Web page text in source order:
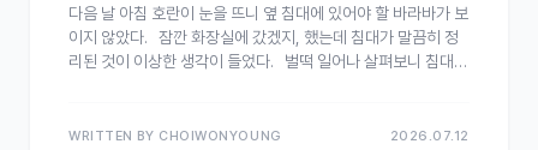
다음 날 아침 호란이 눈을 뜨니 옆 침대에 있어야 할 바라바가 보
이지 않았다. 잠깐 화장실에 갔겠지, 했는데 침대가 말끔히 정
리된 것이 이상한 생각이 들었다. 벌떡 일어나 살펴보니 침대
WRITTEN BY CHOIWONYOUNG 2026.07.12